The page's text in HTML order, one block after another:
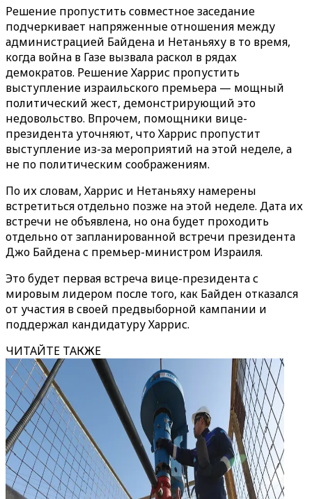
Решение пропустить совместное заседание
подчеркивает напряженные отношения между
администрацией Байдена и Нетаньяху в то время,
когда война в Газе вызвала раскол в рядах
демократов. Решение Харрис пропустить
выступление израильского премьера — мощный
политический жест, демонстрирующий это
недовольство. Впрочем, помощники вице-
президента уточняют, что Харрис пропустит
выступление из-за мероприятий на этой неделе, а
не по политическим соображениям.
По их словам, Харрис и Нетаньяху намерены
встретиться отдельно позже на этой неделе. Дата их
встречи не объявлена, но она будет проходить
отдельно от запланированной встречи президента
Джо Байдена с премьер-министром Израиля.
Это будет первая встреча вице-президента с
мировым лидером после того, как Байден отказался
от участия в своей предвыборной кампании и
поддержал кандидатуру Харрис.
ЧИТАЙТЕ ТАКЖЕ